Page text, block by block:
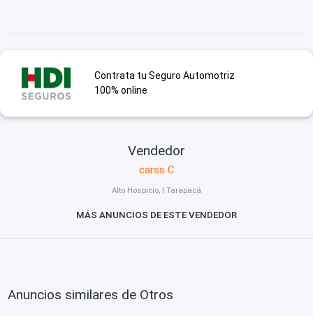
Contrata tu Seguro Automotriz
100% online
Vendedor
carss C
Alto Hospicio, I Tarapacá
MÁS ANUNCIOS DE ESTE VENDEDOR
Anuncios similares de Otros